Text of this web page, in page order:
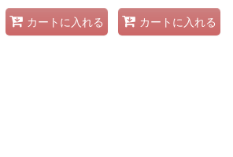
カートに入れる カートに入れる